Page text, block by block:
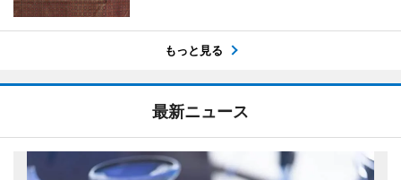
もっと見る
最新ニュース